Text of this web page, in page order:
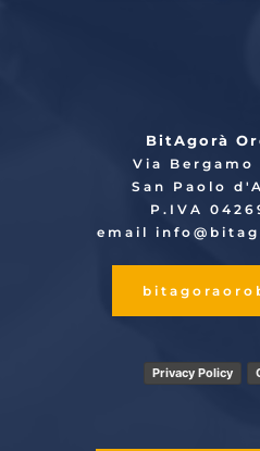
BitAgorà
Via Bergamo
San Paolo
P.IVA
email info
Privacy Policy